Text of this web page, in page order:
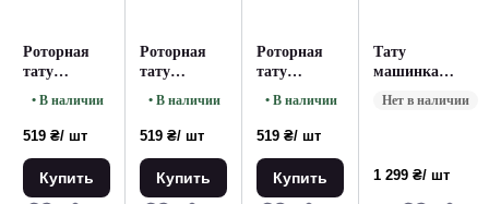
Роторная
тату
машинка
Machine
• В наличии
519 ₴/ шт
Купить
Роторная
тату
машинка
Machine Red
• В наличии
519 ₴/ шт
Купить
Роторная
тату
машинка
Machine Blue
• В наличии
519 ₴/ шт
Купить
Тату
машинка
Stigma
Нет в наличии
1 299 ₴/ шт